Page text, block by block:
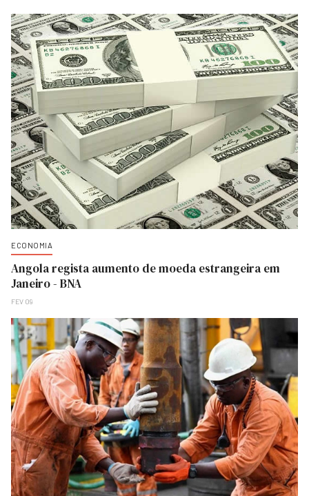
ECONOMIA
Angola regista aumento de moeda estrangeira em
Janeiro - BNA
FEV 09